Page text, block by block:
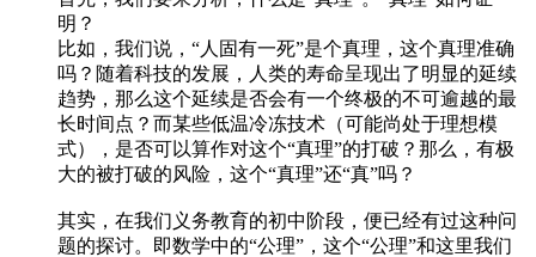
明？
比如，我们说，“人固有一死”是个真理，这个真理准确
吗？随着科技的发展，人类的寿命呈现出了明显的延续
趋势，那么这个延续是否会有一个终极的不可逾越的最
长时间点？而某些低温冷冻技术（可能尚处于理想模
式），是否可以算作对这个“真理”的打破？那么，有极
大的被打破的风险，这个“真理”还“真”吗？
其实，在我们义务教育的初中阶段，便已经有过这种问
题的探讨。即数学中的“公理”，这个“公理”和这里我们